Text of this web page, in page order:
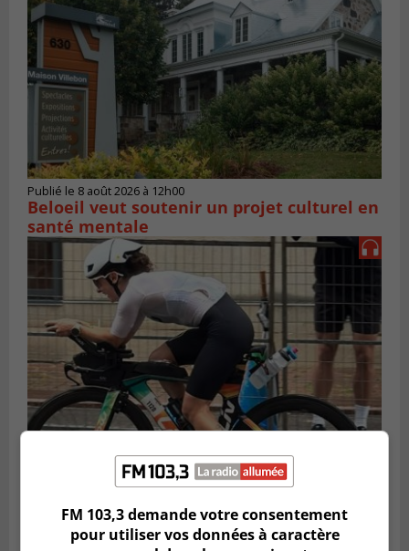
Publié le 8 août 2026 à 12h00
Beloeil veut soutenir un projet culturel en
santé mentale
Publié le 5 août 2026 à 08h23
parcours inspirant d’Emma Fontaine
FM 103,3 demande votre consentement
pour utiliser vos données à caractère